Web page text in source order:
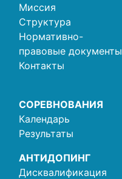
Миссия
Структура
Нормативно-
правовые документы
Контакты
СОРЕВНОВАНИЯ
Календарь
Результаты
АНТИДОПИНГ
Дисквалификация